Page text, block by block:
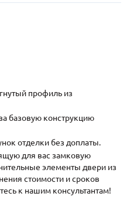
с доставкой и установкой в
МО
44-41
M.RU
Как купить
профиль из
базовую конструкцию
отделки без доплаты.
для вас замковую
элементы двери из
стоимости и сроков
к нашим консультантам!